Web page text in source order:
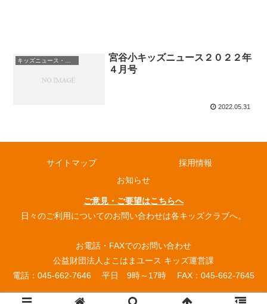
キッズニュース・お知らせ
宮谷小キッズニュース２０２２年
４月号
2022.05.31
サイトマップ
採用情報
お知らせ
ご意見・ご要望はこちらへ
日々のご利用についてのお問い合わせは各キッズクラブへ。
お電話・FAXでのお問い合わせ
公益財団法人よこはまユース キッズ運営課
電話：045-662-7646 平日 9時～17時 FAX：045-662-7645